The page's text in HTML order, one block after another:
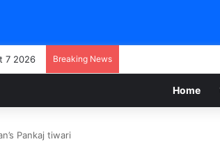
7 2026 Breaking News
Home
Pankaj tiwari